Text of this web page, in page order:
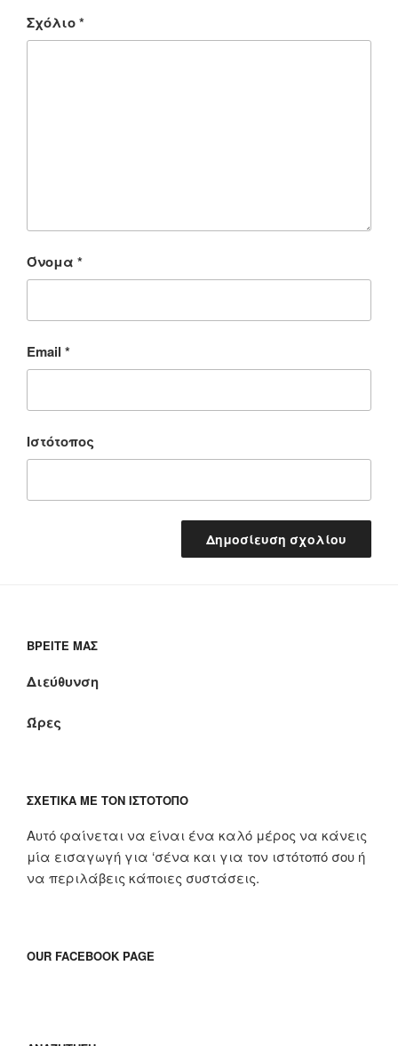
Σχόλιο*
Όνομα *
Email *
Ιστότοπος
ΒΡΕΊΤΕ ΜΑΣ
Διεύθυνση
Ώρες
ΣΧΕΤΙΚΆ ΜΕ ΤΟΝ ΙΣΤΌΤΟΠΟ
Αυτό φαίνεται να είναι ένα καλό μέρος να κάνεις
μία εισαγωγή για ‘σένα και για τον ιστότοπό σου ή
να περιλάβεις κάποιες συστάσεις.
OUR FACEBOOK PAGE